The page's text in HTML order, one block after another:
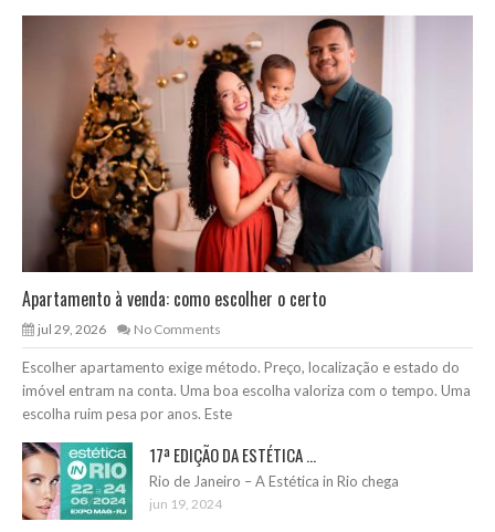
Apartamento à venda: como escolher o certo
jul 29, 2026 No Comments
Escolher apartamento exige método. Preço, localização e estado do
imóvel entram na conta. Uma boa escolha valoriza com o tempo. Uma
escolha ruim pesa por anos. Este
17ª EDIÇÃO DA ESTÉTICA ...
Rio de Janeiro – A Estética in Rio chega
jun 19, 2024